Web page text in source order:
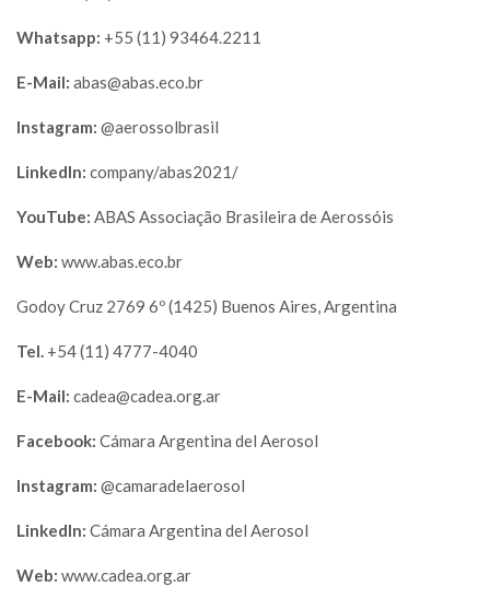
Whatsapp: +55 (11) 93464.2211
E-Mail: abas@abas.eco.br
Instagram: @aerossolbrasil
LinkedIn: company/abas2021/
YouTube: ABAS Associação Brasileira de Aerossóis
Web: www.abas.eco.br
Godoy Cruz 2769 6º (1425) Buenos Aires, Argentina
Tel. +54 (11) 4777-4040
E-Mail: cadea@cadea.org.ar
Facebook: Cámara Argentina del Aerosol
Instagram: @camaradelaerosol
LinkedIn: Cámara Argentina del Aerosol
Web: www.cadea.org.ar